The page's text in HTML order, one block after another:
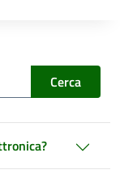
Cerca